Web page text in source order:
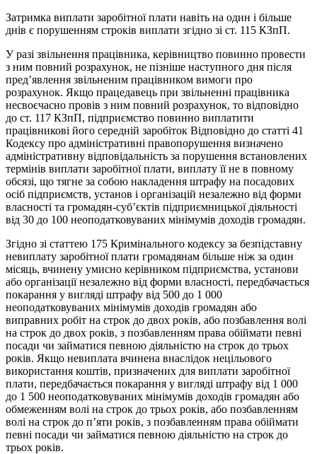
Затримка виплати заробітної плати навіть на один і більше
днів є порушенням строків виплати згідно зі ст. 115 КЗпП.
У разі звільнення працівника, керівництво повинно провести
з ним повний розрахунок, не пізніше наступного дня після
пред’явлення звільненим працівником вимоги про
розрахунок. Якщо працедавець при звільненні працівника
несвоєчасно провів з ним повний розрахунок, то відповідно
до ст. 117 КЗпП, підприємство повинно виплатити
працівникові його середній заробіток Відповідно до статті 41
Кодексу про адміністративні правопорушення визначено
адміністративну відповідальність за порушення встановлених
термінів виплати заробітної плати, виплату її не в повному
обсязі, що тягне за собою накладення штрафу на посадових
осіб підприємств, установ і організацій незалежно від форми
власності та громадян-суб’єктів підприємницької діяльності
від 30 до 100 неоподатковуваних мінімумів доходів громадян.
Згідно зі статтею 175 Кримінального кодексу за безпідставну
невиплату заробітної плати громадянам більше ніж за один
місяць, вчинену умисно керівником підприємства, установи
або організації незалежно від форми власності, передбачається
покарання у вигляді штрафу від 500 до 1 000
неоподатковуваних мінімумів доходів громадян або
виправних робіт на строк до двох років, або позбавлення волі
на строк до двох років, з позбавленням права обіймати певні
посади чи займатися певною діяльністю на строк до трьох
років. Якщо невиплата вчинена внаслідок нецільового
використання коштів, призначених для виплати заробітної
плати, передбачається покарання у вигляді штрафу від 1 000
до 1 500 неоподатковуваних мінімумів доходів громадян або
обмеженням волі на строк до трьох років, або позбавленням
волі на строк до п’яти років, з позбавленням права обіймати
певні посади чи займатися певною діяльністю на строк до
трьох років.